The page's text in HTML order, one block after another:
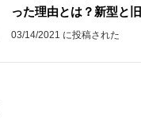
った理由とは？新型と
03/14/2021 に投稿された